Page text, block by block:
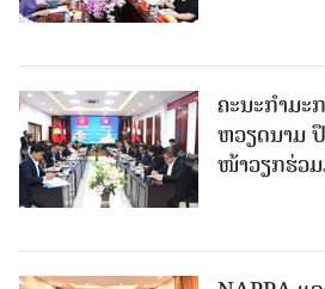
ຄະນະກໍາມະ
ຫວຽດນາມ
ໜ້າວຽກຮ່ວ